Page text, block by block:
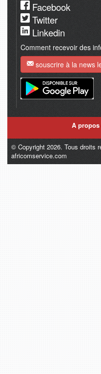
Facebook
Twitter
Linkedin
Comment recevoir des
souscrire à la news
A
© Copyright 2026. Tous droits
africomservice.com